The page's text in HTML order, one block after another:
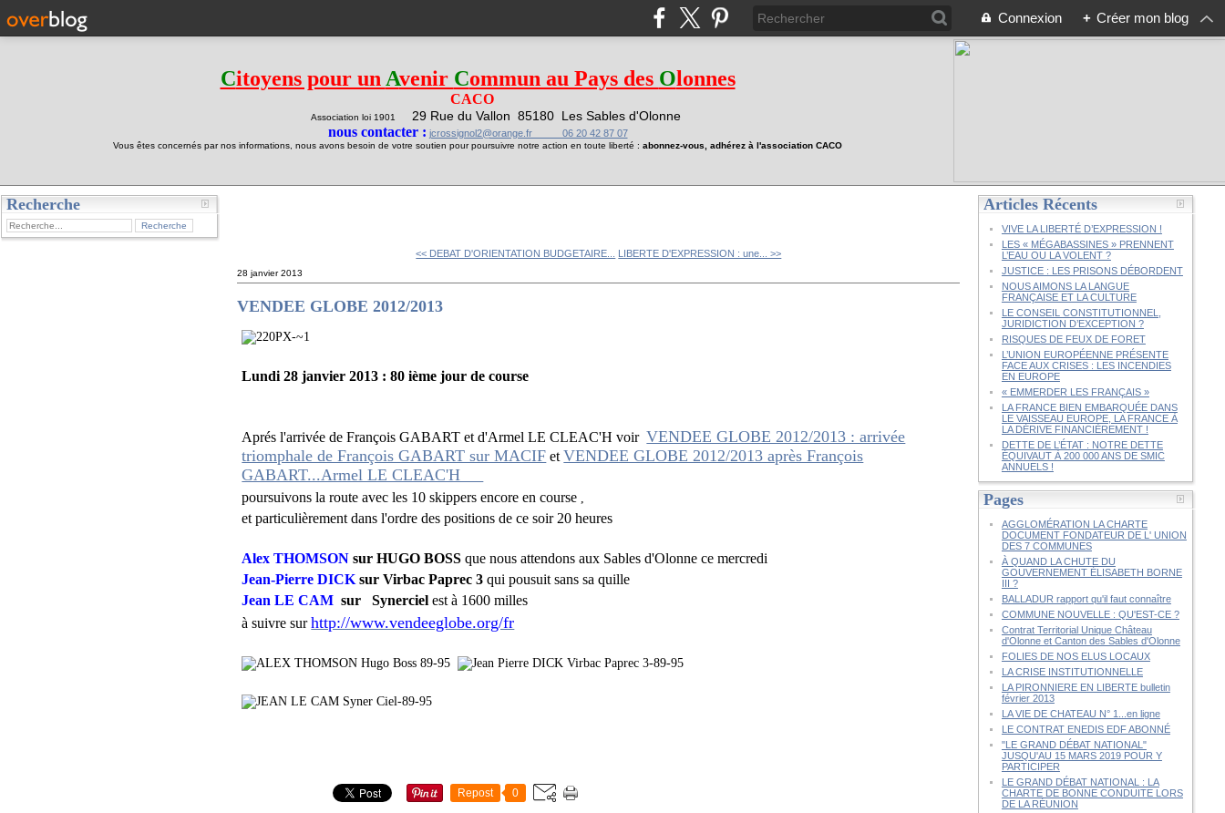
Connexion + Créer mon blog
Citoyens pour un Avenir Commun au Pays des Olonnes
CACO
Association loi 1901 29 Rue du Vallon 85180 Les Sables d'Olonne
nous contacter : jcrossignol2@orange.fr 06 20 42 87 07
Vous êtes concernés par nos informations, nous avons besoin de votre soutien pour poursuivre notre action en toute liberté : abonnez-vous, adhérez à l'association CACO
Recherche
<< DEBAT D'ORIENTATION BUDGETAIRE... LIBERTE D'EXPRESSION : une... >>
28 janvier 2013
VENDEE GLOBE 2012/2013
Lundi 28 janvier 2013 : 80 ième jour de course
Aprés l'arrivée de François GABART et d'Armel LE CLEAC'H voirVENDEE GLOBE 2012/2013 : arrivée
triomphale de François GABART sur MACIF etVENDEE GLOBE 2012/2013 après François
GABART...Armel LE CLEAC'H
poursuivons la route avec les 10 skippers encore en course
et particulièrement dans l'ordre des positions de ce soir 20 heures
Alex THOMSONsur HUGO BOSS que nous attendons aux Sables d'Olonne ce mercredi
Jean-Pierre DICK sur Virbac Paprec 3 qui pousuit sans sa quille
Jean LE CAM sur Synerciel est à 1600 milles
à suivre surhttp://www.vendeeglobe.org/fr
Repost 0
Articles Récents
VIVE LA LIBERTÉ D’EXPRESSION !
LES « MÉGABASSINES » PRENNENT
L’EAU OU LA VOLENT ?
JUSTICE : LES PRISONS DÉBORDENT
NOUS AIMONS LA LANGUE
FRANÇAISE ET LA CULTURE
LE CONSEIL CONSTITUTIONNEL,
JURIDICTION D’EXCEPTION ?
RISQUES DE FEUX DE FORET
L’UNION EUROPÉENNE PRÉSENTE
FACE AUX CRISES : LES INCENDIES
EN EUROPE
« EMMERDER LES FRANÇAIS »
LA FRANCE BIEN EMBARQUÉE DANS
LE VAISSEAU EUROPE, LA FRANCE À
LA DÉRIVE FINANCIÈREMENT !
DETTE DE L’ÉTAT : NOTRE DETTE
ÉQUIVAUT À 200 000 ANS DE SMIC
ANNUELS !
Pages
AGGLOMÉRATION LA CHARTE
DOCUMENT FONDATEUR DE L' UNION
DES 7 COMMUNES
À QUAND LA CHUTE DU
GOUVERNEMENT ÉLISABETH BORNE
III ?
BALLADUR rapport qu'il faut connaître
COMMUNE NOUVELLE : QU'EST-CE ?
Contrat Territorial Unique Château
d'Olonne et Canton des Sables d'Olonne
FOLIES DE NOS ELUS LOCAUX
LA CRISE INSTITUTIONNELLE
LA PIRONNIERE EN LIBERTE bulletin
février 2013
LA VIE DE CHATEAU N° 1...en ligne
LE CONTRAT ENEDIS EDF ABONNÉ
"LE GRAND DÉBAT NATIONAL"
JUSQU'AU 15 MARS 2019 POUR Y
PARTICIPER
LE GRAND DÉBAT NATIONAL : LA
CHARTE DE BONNE CONDUITE LORS
DE LA RÉUNION